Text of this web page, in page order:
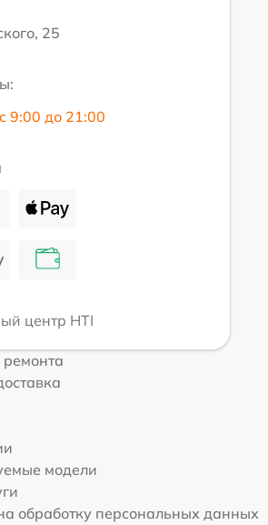
25
9:00 до 21:00
центр HTI
ремонта
модели
обработку персональных данных